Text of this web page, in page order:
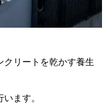
クリートを乾かす養生
ます。